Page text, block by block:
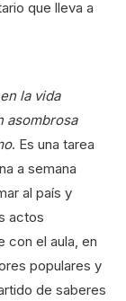
que lleva a
en la vida
asombrosa
. Es una tarea
a semana
al país y
actos
con el aula, en
populares y
de saberes